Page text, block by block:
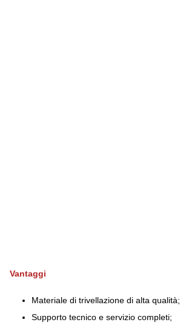
Vantaggi
Materiale di trivellazione di alta qualità;
Supporto tecnico e servizio completi;